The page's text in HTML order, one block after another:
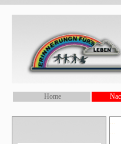
Home
...
...